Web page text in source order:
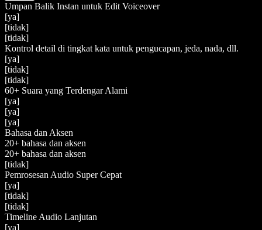
Umpan Balik Instan untuk Edit Voiceover
[ya]
[tidak]
[tidak]
Kontrol detail di tingkat kata untuk pengucapan, jeda, nada, dll.
[ya]
[tidak]
[tidak]
60+ Suara yang Terdengar Alami
[ya]
[ya]
[ya]
Bahasa dan Aksen
20+ bahasa dan aksen
20+ bahasa dan aksen
[tidak]
Pemrosesan Audio Super Cepat
[ya]
[tidak]
[tidak]
Timeline Audio Lanjutan
[ya]